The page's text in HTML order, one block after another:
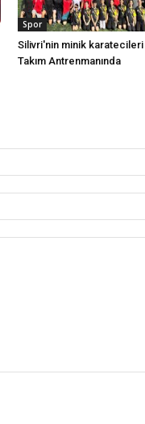
Spor
Silivri'nin minik karatecileri
Takım Antrenmanında